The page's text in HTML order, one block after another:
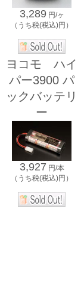
3,289 円/ヶ
（うち税(税込)円）
ヨコモ ハイ
パー3900 パ
ックバッテリ
ー
3,927 円/本
（うち税(税込)円）